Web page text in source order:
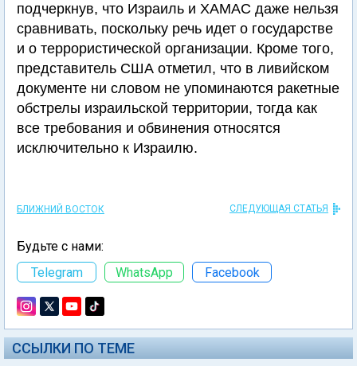
подчеркнув, что Израиль и ХАМАС даже нельзя
сравнивать, поскольку речь идет о государстве
и о террористической организации. Кроме того,
представитель США отметил, что в ливийском
документе ни словом не упоминаются ракетные
обстрелы израильской территории, тогда как
все требования и обвинения относятся
исключительно к Израилю.
БЛИЖНИЙ ВОСТОК СЛЕДУЮЩАЯ СТАТЬЯ
Будьте с нами:
Telegram
WhatsApp Facebook
ССЫЛКИ ПО ТЕМЕ